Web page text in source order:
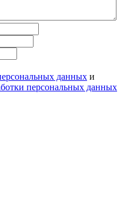
данных и
персональных данных